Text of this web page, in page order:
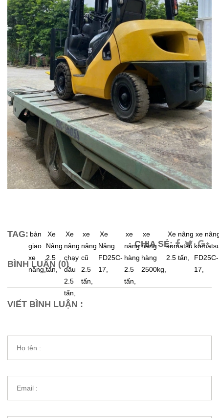
TAG: bàn
giao
xe
nâng,
Xe
Nâng
2.5
tấn,
Xe
nâng
chạy
dầu
2.5
tấn,
xe
nâng
cũ
2.5
tấn,
Xe
Nâng
FD25C-
17,
xe
nâng
hàng
2.5
tấn,
xe
nâng
hàng
2500kg,
Xe nâng
komatsu
2.5 tấn,
xe
FD25C-
17,
CHIA SẺ:
BÌNH LUẬN (0)
VIẾT BÌNH LUẬN :